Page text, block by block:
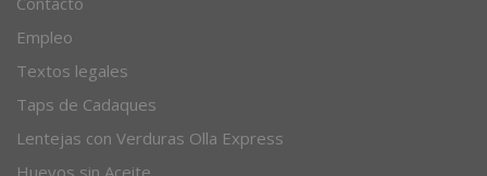
Sobre nosotros
Contacto
Empleo
Textos legales
Taps de Cadaques